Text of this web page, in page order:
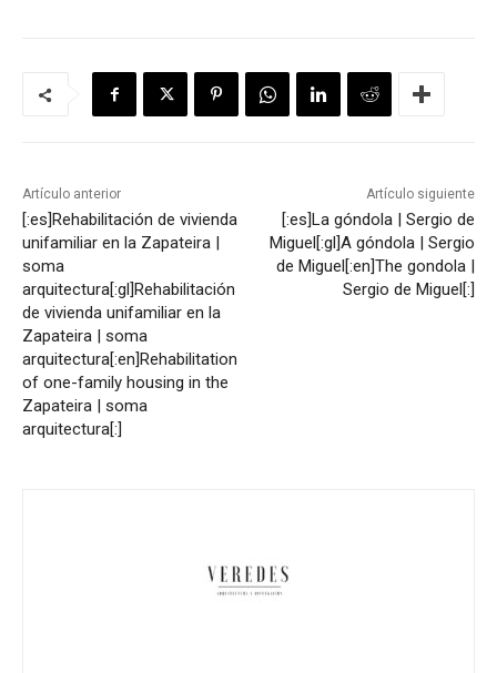
Artículo anterior
[:es]Rehabilitación de vivienda
unifamiliar en la Zapateira |
soma
arquitectura[:gl]Rehabilitación
de vivienda unifamiliar en la
Zapateira | soma
arquitectura[:en]Rehabilitation
of one-family housing in the
Zapateira | soma
arquitectura[:]
Artículo siguiente
[:es]La góndola | Sergio de
Miguel[:gl]A góndola | Sergio
de Miguel[:en]The gondola |
Sergio de Miguel[:]